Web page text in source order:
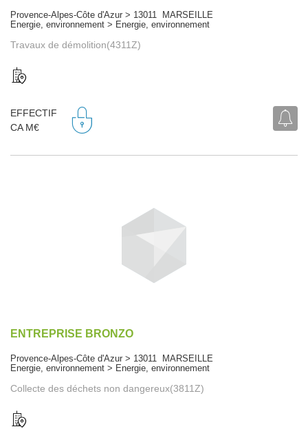
Provence-Alpes-Côte d'Azur > 13011 MARSEILLE
Energie, environnement > Energie, environnement
Travaux de démolition(4311Z)
EFFECTIF
CA M€
ENTREPRISE BRONZO
Provence-Alpes-Côte d'Azur > 13011 MARSEILLE
Energie, environnement > Energie, environnement
Collecte des déchets non dangereux(3811Z)